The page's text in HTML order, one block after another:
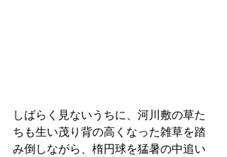
しばらく見ないうちに、河川敷の草た
ちも生い茂り背の高くなった雑草を踏
み倒しながら、楕円球を猛暑の中追い